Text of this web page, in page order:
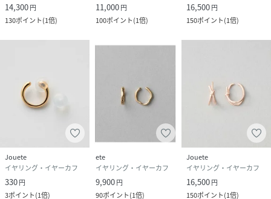
14,300円
130ポイント(1倍)
11,000円
100ポイント(1倍)
16,500円
150ポイント(1倍)
Jouete
イヤリング・イヤーカフ
330円
3ポイント(1倍)
ete
イヤリング・イヤーカフ
9,900円
90ポイント(1倍)
Jouete
イヤリング・イヤーカフ
16,500円
150ポイント(1倍)